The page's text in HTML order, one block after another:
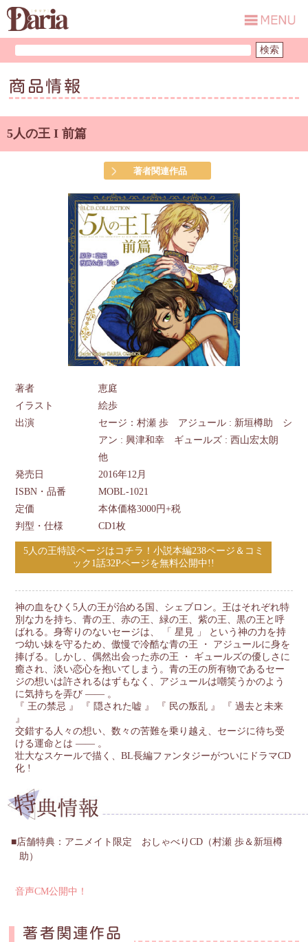
商品情報
5人の王 I 前篇
著者関連作品
著者
恵庭
イラスト
絵歩
出演
セージ：村瀬 歩 アジュール : 新垣樽助 シ
アン : 興津和幸 ギュールズ : 西山宏太朗
他
発売日
2016年12月
ISBN・品番
MOBL-1021
定価
本体価格3000円+税
判型・仕様
CD1枚
5人の王特設ページはコチラ！小説本編238ページ＆コミ
ック1話32Pページを無料公開中!!
神の血をひく5人の王が治める国、シェブロン。王はそれぞれ特
別な力を持ち、青の王、赤の王、緑の王、紫の王、黒の王と呼
ばれる。身寄りのないセージは、 「 星見 」 という神の力を持
つ幼い妹を守るため、傲慢で冷酷な青の王 ・ アジュールに身を
捧げる。しかし、偶然出会った赤の王 ・ ギュールズの優しさに
癒され、淡い恋心を抱いてしまう。青の王の所有物であるセー
ジの想いは許されるはずもなく、アジュールは嘲笑うかのよう
に気持ちを弄び ―― 。
『 王の禁忌 』 『 隠された嘘 』 『 民の叛乱 』 『 過去と未来
』
交錯する人々の想い、数々の苦難を乗り越え、セージに待ち受
ける運命とは ―― 。
壮大なスケールで描く、BL長編ファンタジーがついにドラマCD
化 !
店舗特典：アニメイト限定 おしゃべりCD（村瀬 歩＆新垣樽
助）
音声CM公開中！
著者関連作品